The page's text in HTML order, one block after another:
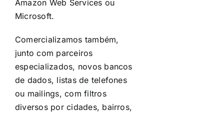
Amazon Web Services ou
Microsoft.
Comercializamos também,
junto com parceiros
especializados, novos bancos
de dados, listas de telefones
ou mailings, com filtros
diversos por cidades, bairros,